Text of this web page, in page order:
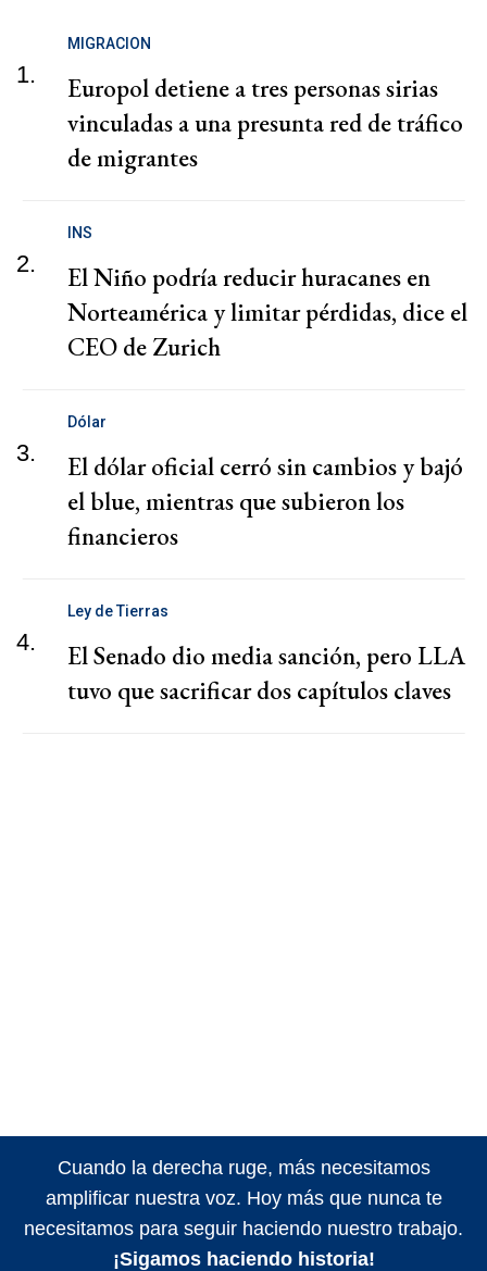
1.
MIGRACION
Europol detiene a tres personas sirias
vinculadas a una presunta red de tráfico
de migrantes
2.
INS
El Niño podría reducir huracanes en
Norteamérica y limitar pérdidas, dice el
CEO de Zurich
3.
Dólar
El dólar oficial cerró sin cambios y bajó
el blue, mientras que subieron los
financieros
4.
Ley de Tierras
El Senado dio media sanción, pero LLA
tuvo que sacrificar dos capítulos claves
Cuando la derecha ruge, más necesitamos
amplificar nuestra voz. Hoy más que nunca te
necesitamos para seguir haciendo nuestro trabajo.
¡Sigamos haciendo historia!